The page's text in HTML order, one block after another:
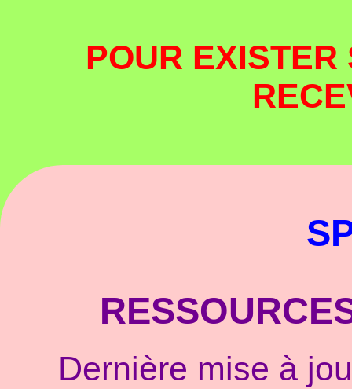
POUR EXISTER
Dernière mise à